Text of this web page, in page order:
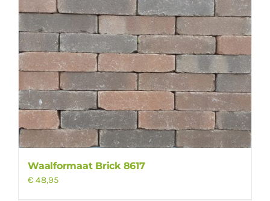
Waalformaat Brick 8617
€ 48,95